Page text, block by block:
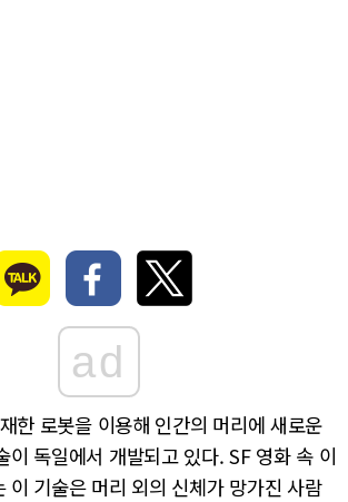
ad
한 로봇을 이용해 인간의 머리에 새로운
이 독일에서 개발되고 있다. SF 영화 속 이
이 기술은 머리 외의 신체가 망가진 사람